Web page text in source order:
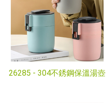
26285 - 304不銹鋼保溫湯壺